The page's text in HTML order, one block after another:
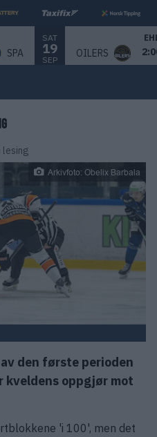
SPA
SAT
19
SEP
OILERS
lesing
Arkivfoto: Obelix Barbala
den første perioden
oppgjør mot
'i 100', men det